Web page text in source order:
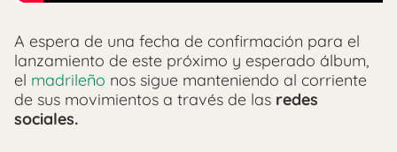
A espera de una fecha de confirmación para el
lanzamiento de este próximo y esperado álbum,
el madrileño nos sigue manteniendo al corriente
de sus movimientos a través de las redes
sociales.